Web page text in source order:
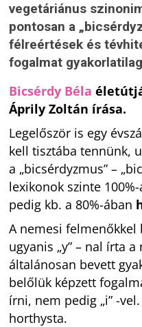
vegetáriánus
pontosan a
félreértések és
fogalmat
Bicsérdy Béla
Áprily Zoltán írása.
Legelőször is egy
kell tisztába tennünk,
a „bicsérdyzmus” –
lexikonok szinte
pedig kb. a 80%-ában
A nemesi felmenőkkel
ugyanis „y” – nal írta
általánosan bevett
belőlük képzett
írni, nem pedig „i” -
horthysta.